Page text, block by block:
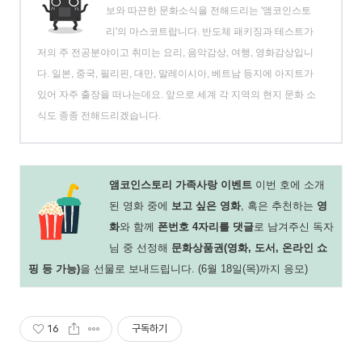
보와 따끈한 문화소식을 전해드리는 '앰코인스토
리'의 마스코트랍니다. 반도체 패키징과 테스트가
저의 주 전공분야이고 취미는 요리, 음악감상, 여행, 영화감상입니
다. 일본, 중국, 필리핀, 대만, 말레이시아, 베트남 등지에 아지트가
있어 자주 출장을 떠나는데요. 앞으로 세계 각 지역의 현지 문화 소
식도 종종 전해드리겠습니다.
앰코인스토리 가족사랑 이벤트 이번 호에 소개
된 영화 중에 보고 싶은 영화, 혹은 추천하는 영
화와 함께 폰번호 4자리를 댓글로 남겨주신 독자
님 중 선정해 문화상품권(영화, 도서, 온라인 쇼
핑 등 가능)을 선물로 보내드립니다. (6월 18일(목)까지 응모)
16 구독하기